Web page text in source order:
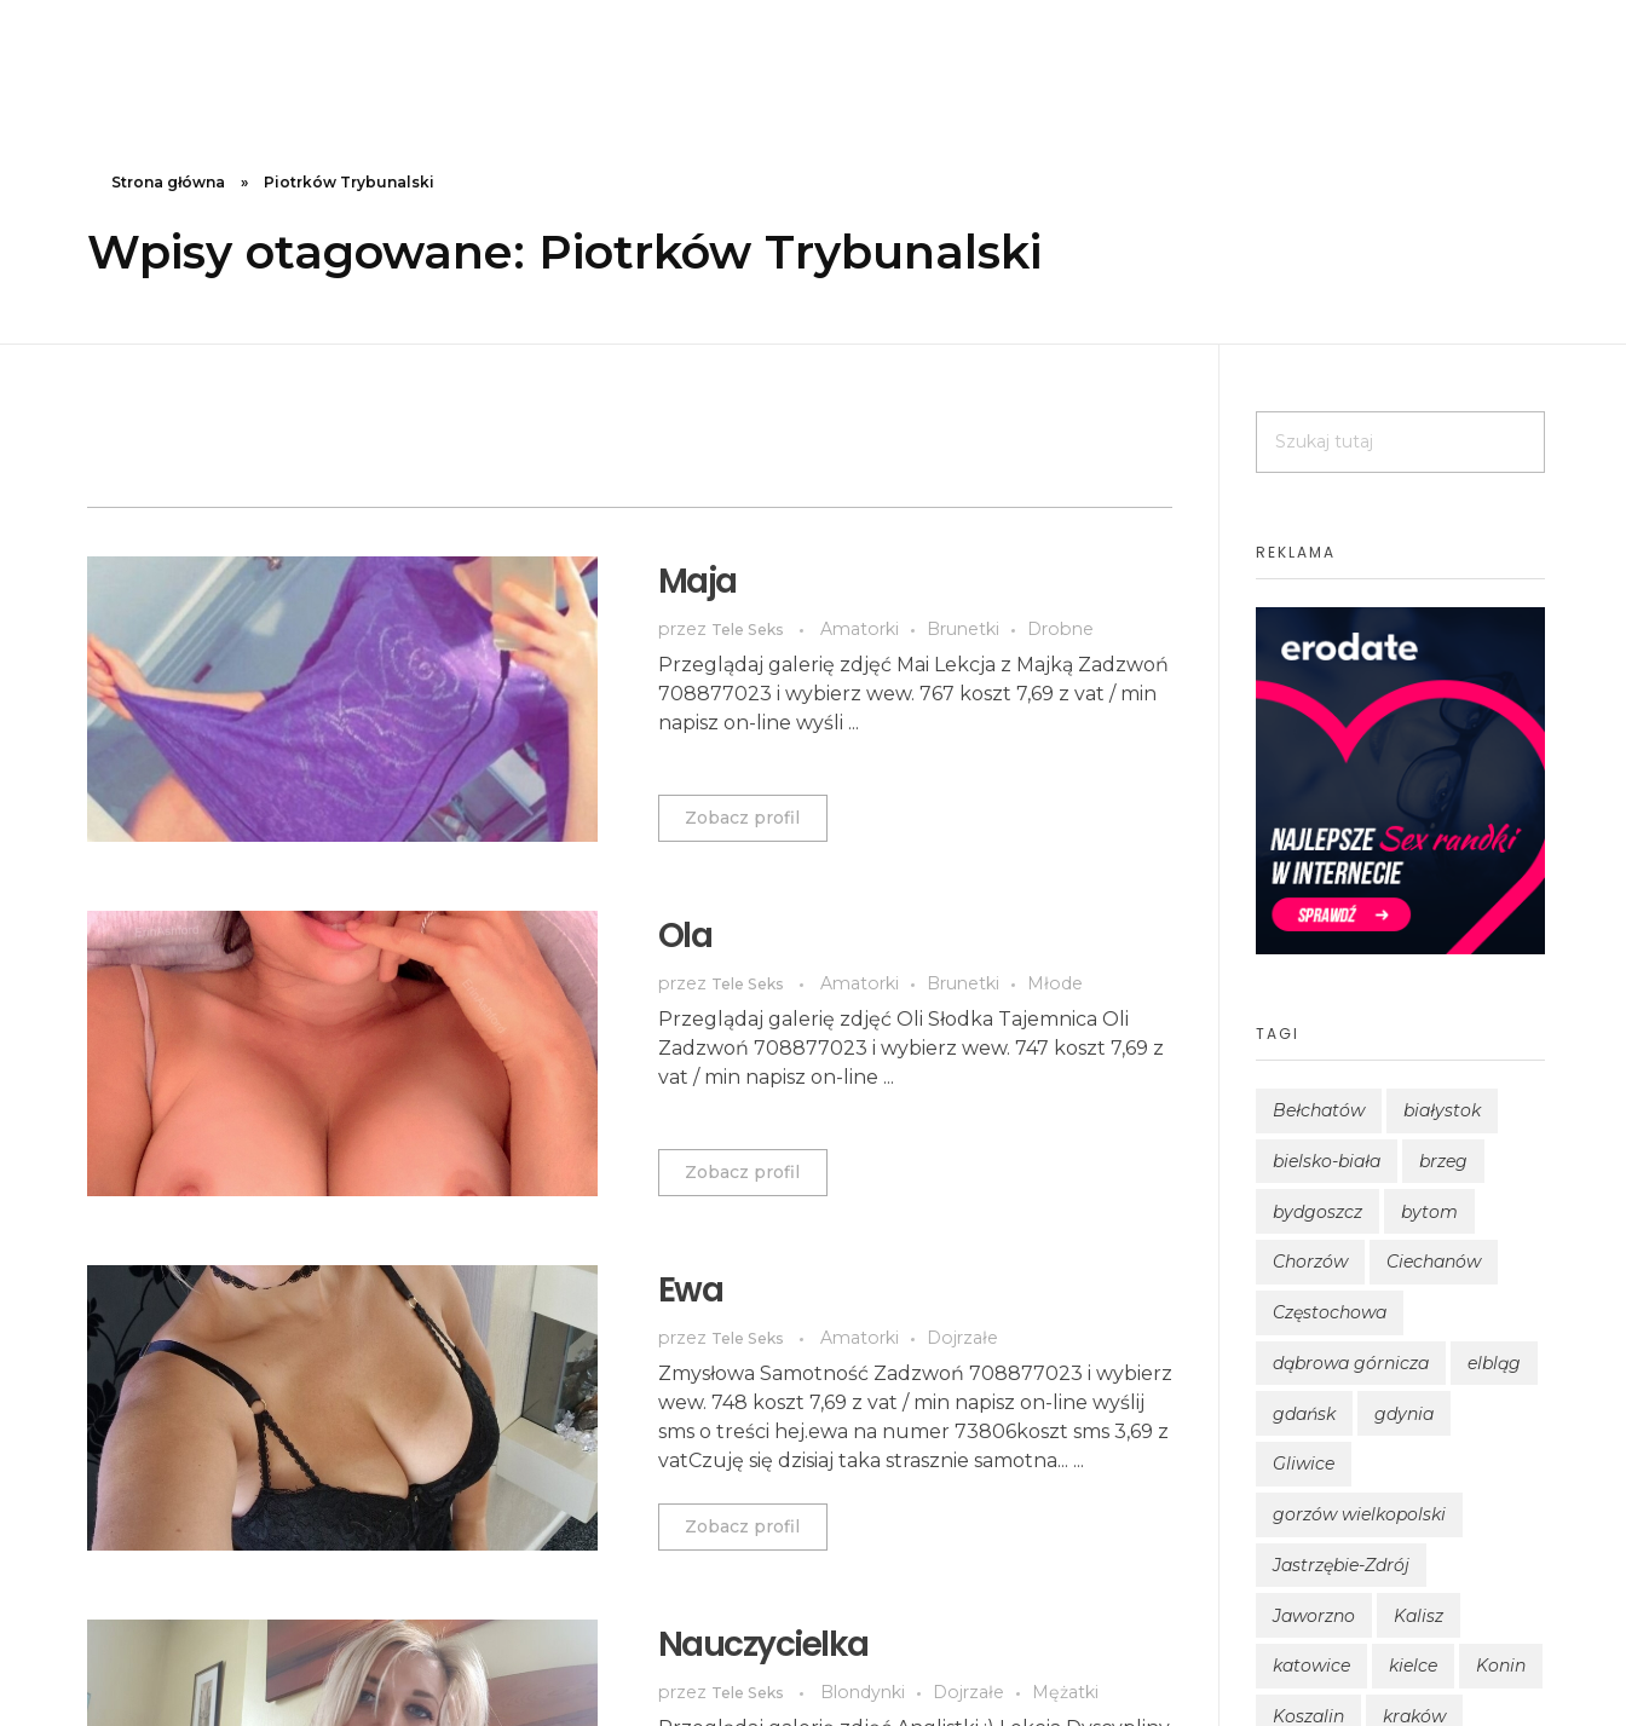
Strona główna » Piotrków Trybunalski
Wpisy otagowane: Piotrków Trybunalski
Maja
przez Tele Seks Amatorki Brunetki Drobne
Przeglądaj galerię zdjęć Mai Lekcja z Majką Zadzwoń
708877023 i wybierz wew. 767 koszt 7,69 z vat / min
napisz on-line wyśli ...
Zobacz profil
Ola
przez Tele Seks Amatorki Brunetki Młode
Przeglądaj galerię zdjęć Oli Słodka Tajemnica Oli
Zadzwoń 708877023 i wybierz wew. 747 koszt 7,69 z
vat / min napisz on-line ...
Zobacz profil
Ewa
przez Tele Seks Amatorki Dojrzałe
Zmysłowa Samotność Zadzwoń 708877023 i wybierz
wew. 748 koszt 7,69 z vat / min napisz on-line wyślij
sms o treści hej.ewa na numer 73806koszt sms 3,69 z
vatCzuję się dzisiaj taka strasznie samotna... ...
Zobacz profil
Nauczycielka
przez Tele Seks Blondynki Dojrzałe Mężatki
REKLAMA
TAGI
Bełchatów białystok
bielsko-biała brzeg
bydgoszcz bytom
Chorzów Ciechanów
Częstochowa
dąbrowa górnicza elbląg
gdańsk gdynia
Gliwice
gorzów wielkopolski
Jastrzębie-Zdrój
Jaworzno Kalisz
katowice kielce Konin
Koszalin kraków